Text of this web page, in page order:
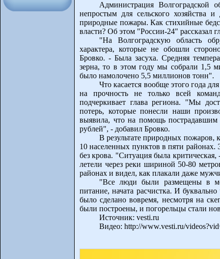
Администрация Волгоградской
непростым для сельского хозяйства
природные пожары. Как стихийные
власти? Об этом "России-24" рассказал
"На Волгоградскую область
характера, которые не обошли
Бровко. - Была засуха. Средняя
зерна, то в этом году мы собрали 1,5
было намолочено 5,5 миллионов тонн".
Что касается вообще этого года
на прочность не только всей
подчеркивает глава региона. "Мы
потерь, которые понесли наши
выявила, что на помощь пострадавшим
рублей", - добавил Бровко.
В результате природных пожаров,
10 населенных пунктов в пяти районах.
без крова. "Ситуация была
летели через реки шириной 50-80
районах и видел, как плакали даже
"Все люди были размещены в
питание, начата расчистка. И
было сделано вовремя, несмотря на
были построены, и погорельцы стали
Источник: vesti.ru
Видео: http://www.vesti.ru/